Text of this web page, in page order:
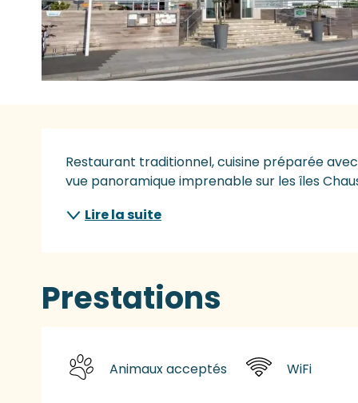
Description
Restaurant traditionnel, cuisine préparée
vue panoramique imprenable sur les îles
Lire la suite
Prestations
Animaux acceptés WiFi